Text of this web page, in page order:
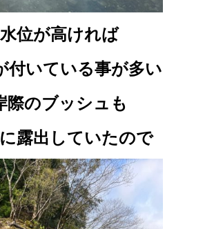
水位が高ければ
付いている事が多い
際のブッシュも
露出していたので